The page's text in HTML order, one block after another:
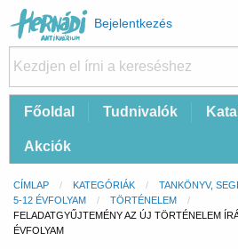
Felhasználói
fiók
menüje
Bejelentkezés
FőFőoldal Tudnivalók
Akciók
Morzsa
CÍMLAP KATEGÓRIÁK
TANKÖNYV,
5-12 ÉVFOLYAM
TÖRTÉNELEM
CURRENT:
FELADATGYŰJTEMÉNY AZ ÚJ TÖRTÉNELEM
ÉVFOLYAM